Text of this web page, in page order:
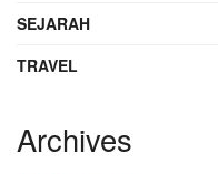
SEJARAH
TRAVEL
Archives